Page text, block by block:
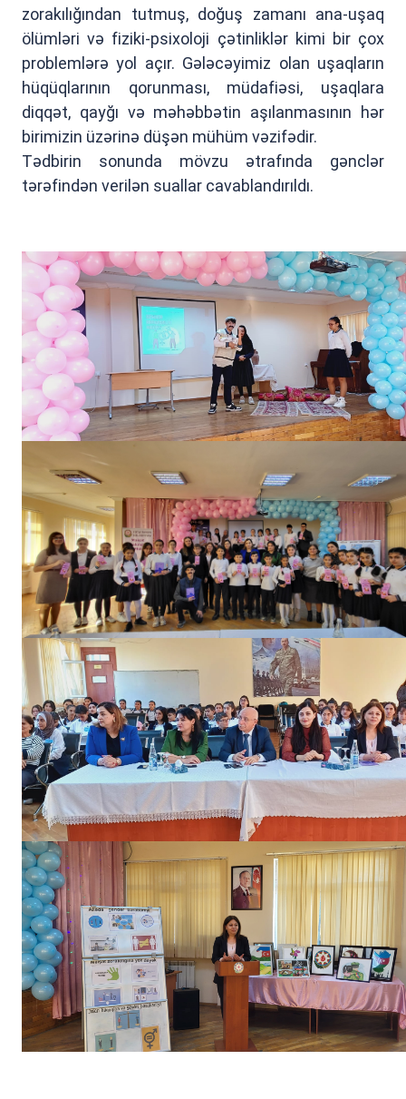
zorakılığından tutmuş, doğuş zamanı ana-uşaq
ölümləri və fiziki-psixoloji çətinliklər kimi bir çox
problemlərə yol açır. Gələcəyimiz olan uşaqların
hüqüqlarının qorunması, müdafiəsi, uşaqlara
diqqət, qayğı və məhəbbətin aşılanmasının hər
birimizin üzərinə düşən mühüm vəzifədir.
Tədbirin sonunda mövzu ətrafında gənclər
tərəfindən verilən suallar cavablandırıldı.